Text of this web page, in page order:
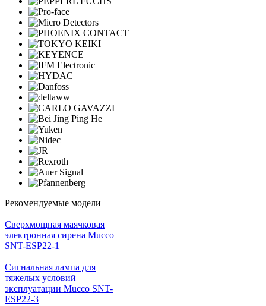
Рекомендуемые модели
Cверхмощная маячковая
электронная сирена Mucco
SNT-ESP22-1
Сигнальная лампа для
тяжелых условий
эксплуатации Mucco SNT-
ESP22-3